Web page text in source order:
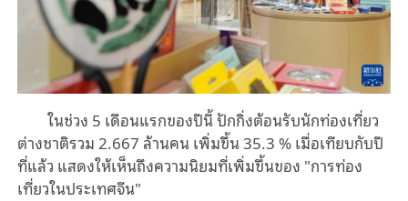
ในช่วง 5 เดือนแรกของปีนี้ ปักกิ่งต้อนรับนักท่องเที่ยว
ต่างชาติรวม 2.667 ล้านคน เพิ่มขึ้น 35.3 % เมื่อเทียบกับปี
ที่แล้ว แสดงให้เห็นถึงความนิยมที่เพิ่มขึ้นของ "การท่อง
เที่ยวในประเทศจีน"